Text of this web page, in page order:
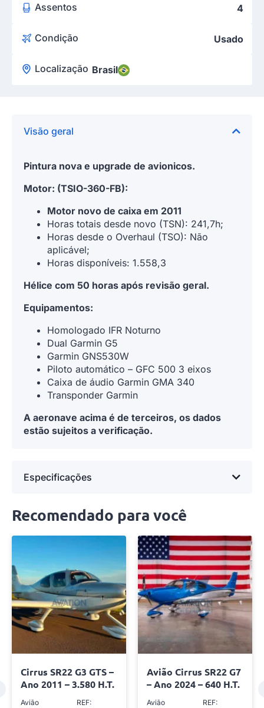
Assentos 4
Condição Usado
Localização Brasil
Visão geral
Pintura nova e upgrade de avionicos.
Motor: (TSIO-360-FB):
Motor novo de caixa em 2011
Horas totais desde novo (TSN): 241,7h;
Horas desde o Overhaul (TSO): Não
aplicável;
Horas disponíveis: 1.558,3
Hélice com 50 horas após revisão geral.
Equipamentos:
Homologado IFR Noturno
Dual Garmin G5
Garmin GNS530W
Piloto automático – GFC 500 3 eixos
Caixa de áudio Garmin GMA 340
Transponder Garmin
A aeronave acima é de terceiros, os dados
estão sujeitos a verificação.
Especificações
Recomendado para você
Cirrus SR22 G3 GTS –
Ano 2011 – 3.580 H.T.
Avião
REF:
Avião Cirrus SR22 G7
– Ano 2024 – 640 H.T.
Avião
REF: